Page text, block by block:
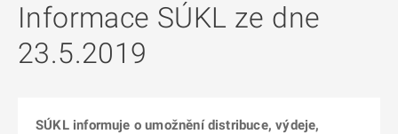
Informace SÚKL ze dne
23.5.2019
SÚKL informuje o umožnění distribuce, výdeje,